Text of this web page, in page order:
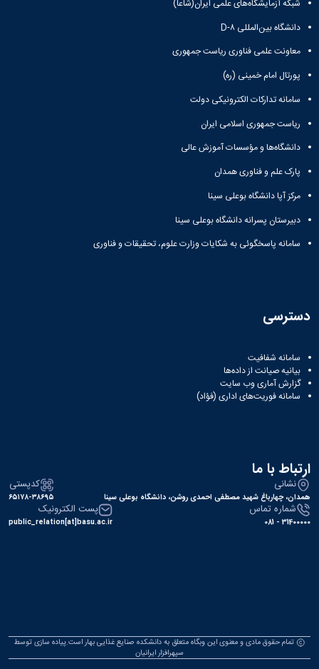
شبکه آزمایشگاه‌های علمی ایران(شاعا)
دانشگاه بین‌المللی D-۸
معاونت علمی فناوری ریاست جمهوری
پورتال امام خمینی (ره)
سامانه تدارکات الکترونیکی دولت
ریاست جمهوری اسلامی ایران
دانشگاه‌ها و مؤسسات آموزش عالی
پارک علم و فناوری همدان
مرکز آپا دانشگاه بوعلی سینا
دبیرستان پسرانه دانشگاه بوعلی سینا
سامانه پاسخگوئی به شکایات وزارت علوم، تحقیقات و فناوری
دسترسی
سامانه شفافیت
بیانیه صیانت از داده‌ها
گزارش آماری وب‌ سایت
سامانه فوریت‌های اداری (فؤاد)
ارتباط با ما
نشانی
همدان، چهارباغ شهید مصطفی احمدی روشن، دانشگاه بوعلی سینا
کدپستی
۶۵۱۷۸-۳۸۶۹۵
شماره تماس
31400000 - 081
پست الکترونیک
public_relation[at]basu.ac.ir
تمام حقوق مادی و معنوی این وبگاه متعلق به دانشکده صنایع غذایی بهار است.پیاده سازی توسط
سپهرافزار ایرانیان